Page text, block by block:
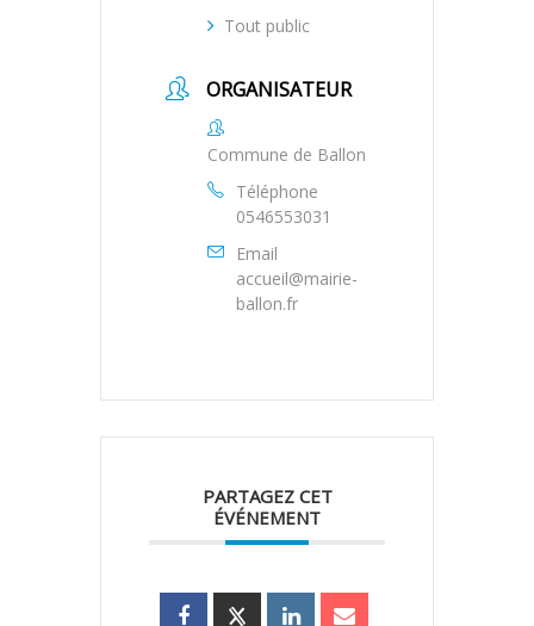
Tout public
ORGANISATEUR
Commune de Ballon
Téléphone
0546553031
Email
accueil@mairie-
ballon.fr
PARTAGEZ CET
ÉVÉNEMENT